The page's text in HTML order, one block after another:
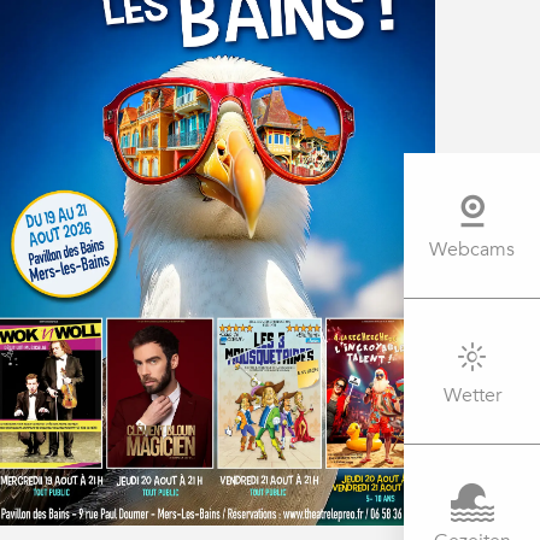
Webcams
Wetter